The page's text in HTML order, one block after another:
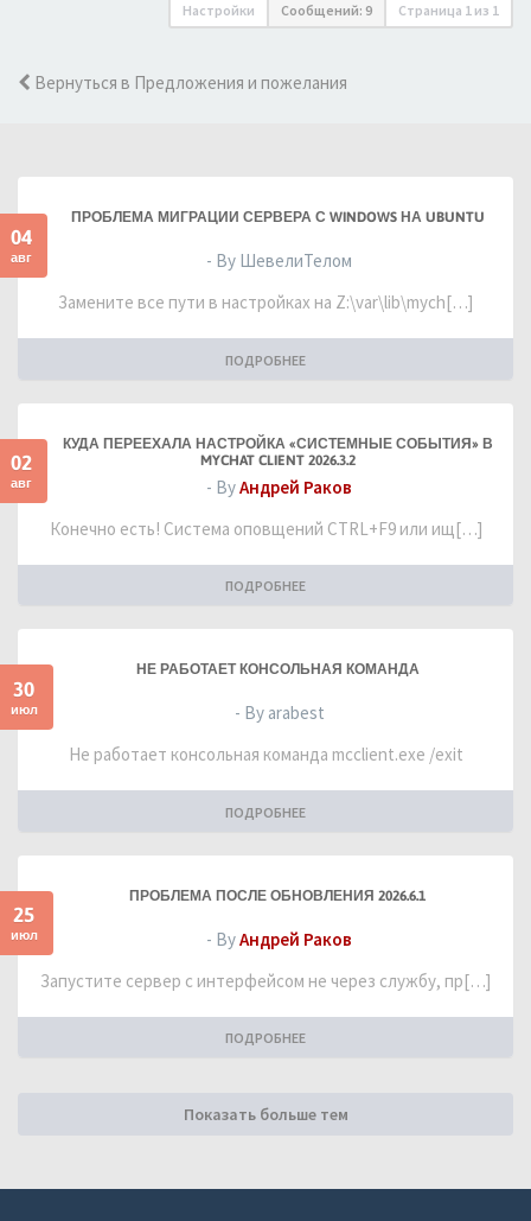
Настройки Сообщений: 9 Страница 1 из 1
Вернуться в Предложения и пожелания
04
авг
ПРОБЛЕМА МИГРАЦИИ СЕРВЕРА С WINDOWS НА UBUNTU
- By ШевелиТелом
Замените все пути в настройках на Z:\var\lib\mych[…]
ПОДРОБНЕЕ
02
авг
КУДА ПЕРЕЕХАЛА НАСТРОЙКА «СИСТЕМНЫЕ СОБЫТИЯ» В
MYCHAT CLIENT 2026.3.2
- ByАндрей Раков
Конечно есть! Система оповщений CTRL+F9 или ищ[…]
ПОДРОБНЕЕ
30
июл
НЕ РАБОТАЕТ КОНСОЛЬНАЯ КОМАНДА
- By arabest
Не работает консольная команда mcclient.exe /exit
ПОДРОБНЕЕ
25
июл
ПРОБЛЕМА ПОСЛЕ ОБНОВЛЕНИЯ 2026.6.1
- ByАндрей Раков
Запустите сервер с интерфейсом не через службу, пр[…]
ПОДРОБНЕЕ
Показать больше тем